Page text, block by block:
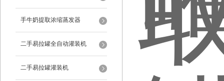
手牛奶提取浓缩蒸发器
二手易拉罐全自动灌装机
二手易拉罐灌装机